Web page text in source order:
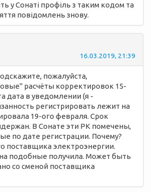
у Сонаті профіль з таким кодом та
повідомлень знову.
16.03.2019, 21:39
пожалуйста,
расчёты корректировок 15-
дата в уведомлении (я -
регистрировать лежит на
19-ого февраля. Срок
В Сонате эти РК помечены,
по дате регистрации. Почему?
поставщика электроэнергии.
подобные получила. Может быть
со сменой поставщика